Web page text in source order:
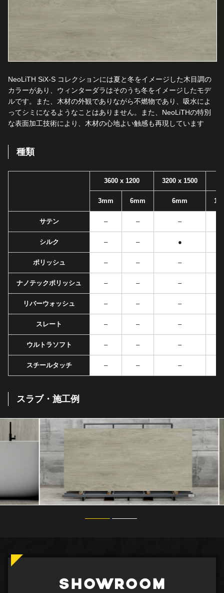
NeoLiTH SiX-S コレクションには夏と冬をイメージした木目調の
カラーがあり、ウィンターダラはそのうち冬をイメージしたモデ
ルです。また、木材の外観でありながら不燃物であり、吸水によ
ってシミになるようなことはありません。また、NeoLiTHの特別
な表面加工技術により、木材の心地よい触感も再現しています
種類
3600 x 1200 3200 x 1500
3mm 6mm 6mm
サテン – – –
シルク – – ●
ポリッシュ – – –
ナノテックポリッシュ – – –
リバーウォッシュ – – –
スレート – – –
ウルトラソフト – – –
スチールタッチ – – –
スラブ・施工例
SHOWROOM